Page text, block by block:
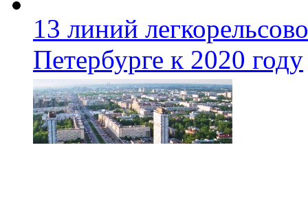
13 линий
Петербурге к 2020 году